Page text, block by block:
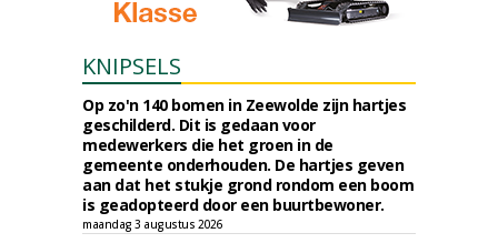
KNIPSELS
Op zo'n 140 bomen in Zeewolde zijn hartjes
geschilderd. Dit is gedaan voor
medewerkers die het groen in de
gemeente onderhouden. De hartjes geven
aan dat het stukje grond rondom een boom
is geadopteerd door een buurtbewoner.
maandag 3 augustus 2026